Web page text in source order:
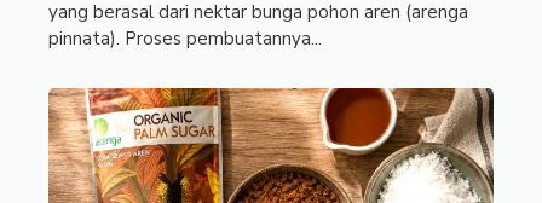
yang berasal dari nektar bunga pohon aren (arenga
pinnata). Proses pembuatannya...